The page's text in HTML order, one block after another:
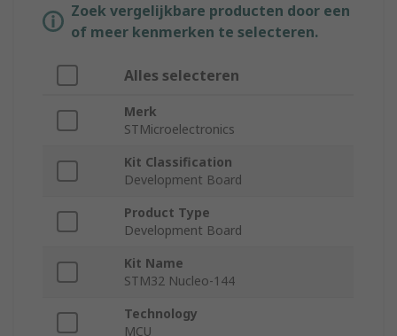
Zoek vergelijkbare producten door een
of meer kenmerken te selecteren.
Alles selecteren
Merk
STMicroelectronics
Kit Classification
Development Board
Product Type
Development Board
Kit Name
STM32 Nucleo-144
Technology
MCU